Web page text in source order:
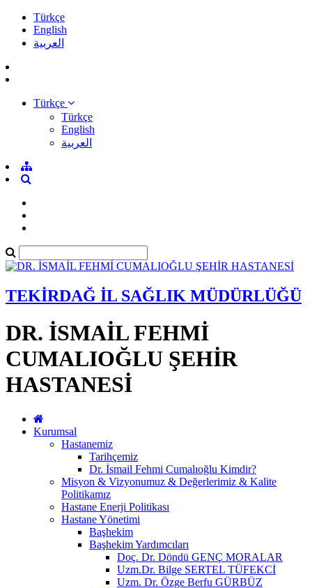
Türkçe
English
العربية
Türkçe
Türkçe
English
العربية
TEKİRDAĞ İL SAĞLIK MÜDÜRLÜĞÜ
DR. İSMAİL FEHMİ
CUMALIOĞLU ŞEHİR
HASTANESİ
Kurumsal
Hastanemiz
Tarihçemiz
Dr. İsmail Fehmi Cumalıoğlu Kimdir?
Misyon & Vizyonumuz & Değerlerimiz & Kalite
Politikamız
Hastane Enerji Politikası
Hastane Yönetimi
Başhekim
Başhekim Yardımcıları
Doç. Dr. Döndü GENÇ MORALAR
Uzm.Dr. Bilge SERTEL TÜFEKCİ
Uzm. Dr. Özge Berfu GÜRBÜZ